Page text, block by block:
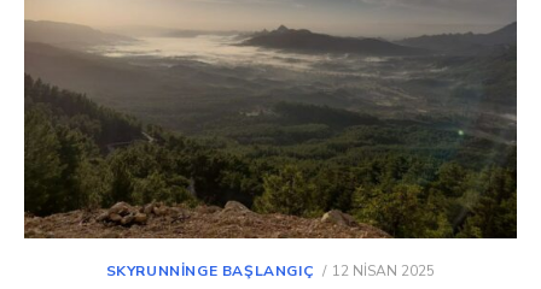
SKYRUNNINGE BAŞLANGIÇ
POSTED
12 NISAN 2025